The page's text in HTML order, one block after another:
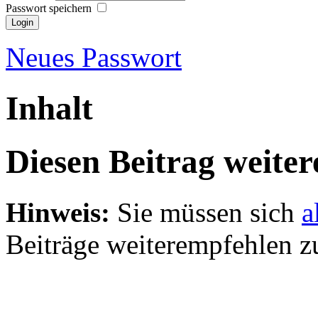
Passwort speichern
Neues Passwort
Inhalt
Diesen Beitrag
Hinweis: Sie müssen sich
Beiträge weiterempfehlen